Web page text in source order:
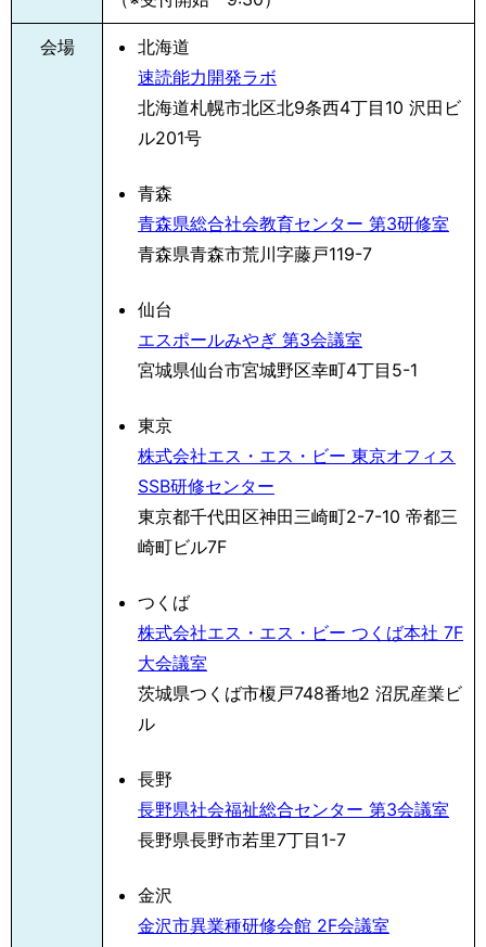
会場
北海道
速読能力開発ラボ
北海道札幌市北区北9条西4丁目10 沢田ビ
ル201号
青森
青森県総合社会教育センター 第3研修室
青森県青森市荒川字藤戸119-7
仙台
エスポールみやぎ 第3会議室
宮城県仙台市宮城野区幸町4丁目5-1
東京
株式会社エス・エス・ビー 東京オフィス
SSB研修センター
東京都千代田区神田三崎町2-7-10 帝都三
崎町ビル7F
つくば
株式会社エス・エス・ビー つくば本社 7F
大会議室
茨城県つくば市榎戸748番地2 沼尻産業ビ
ル
長野
長野県社会福祉総合センター 第3会議室
長野県長野市若里7丁目1-7
金沢
金沢市異業種研修会館 2F会議室